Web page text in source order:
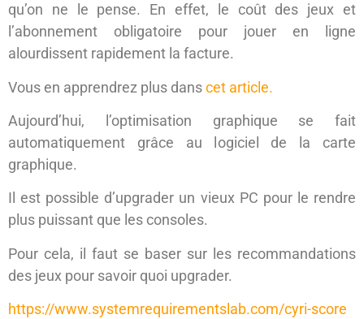
qu’on ne le pense. En effet, le coût des jeux et
l’abonnement obligatoire pour jouer en ligne
alourdissent rapidement la facture.
Vous en apprendrez plus danscet article.
Aujourd’hui, l’optimisation graphique se fait
automatiquement grâce au logiciel de la carte
graphique.
Il est possible d’upgrader un vieux PC pour le rendre
plus puissant que les consoles.
Pour cela, il faut se baser sur les recommandations
des jeux pour savoir quoi upgrader.
https://www.systemrequirementslab.com/cyri-score